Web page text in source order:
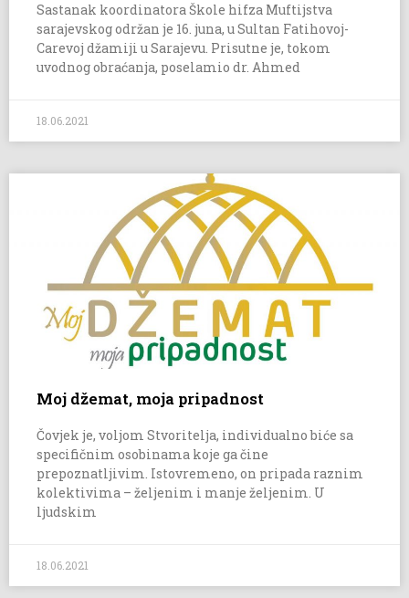
Sastanak koordinatora Škole hifza Muftijstva
sarajevskog održan je 16. juna, u Sultan Fatihovoj-
Carevoj džamiji u Sarajevu. Prisutne je, tokom
uvodnog obraćanja, poselamio dr. Ahmed
18.06.2021
Moj džemat, moja pripadnost
Čovjek je, voljom Stvoritelja, individualno biće sa
specifičnim osobinama koje ga čine
prepoznatljivim. Istovremeno, on pripada raznim
kolektivima – željenim i manje željenim. U
ljudskim
18.06.2021